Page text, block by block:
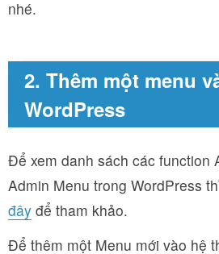
nhé.
2. Thêm một menu
WordPress
Để xem danh sách các function
Admin Menu trong WordPress
đây để tham khảo.
Để thêm một Menu mới vào hệ